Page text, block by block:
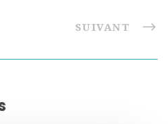
SUIVANT